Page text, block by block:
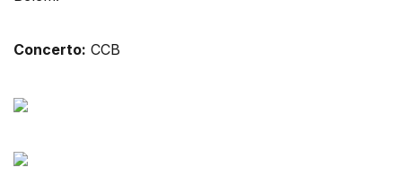
Concerto: CCB